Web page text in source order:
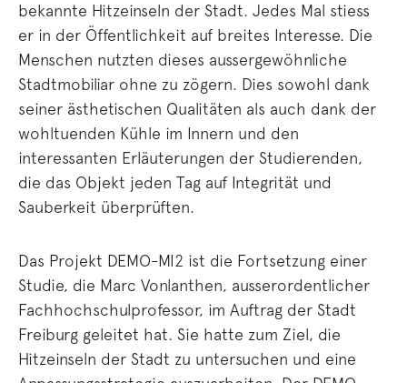
bekannte Hitzeinseln der Stadt. Jedes Mal stiess
er in der Öffentlichkeit auf breites Interesse. Die
Menschen nutzten dieses aussergewöhnliche
Stadtmobiliar ohne zu zögern. Dies sowohl dank
seiner ästhetischen Qualitäten als auch dank der
wohltuenden Kühle im Innern und den
interessanten Erläuterungen der Studierenden,
die das Objekt jeden Tag auf Integrität und
Sauberkeit überprüften.
Das Projekt DEMO-MI2 ist die Fortsetzung einer
Studie, die Marc Vonlanthen, ausserordentlicher
Fachhochschulprofessor, im Auftrag der Stadt
Freiburg geleitet hat. Sie hatte zum Ziel, die
Hitzeinseln der Stadt zu untersuchen und eine